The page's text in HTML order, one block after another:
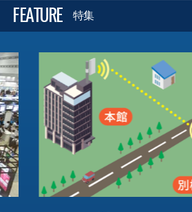
FEATURE 特集